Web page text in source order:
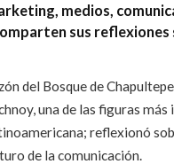
medios,
sus reflexiones
del Bosque de
una de las figuras más
reflexionó
de la comunicación.